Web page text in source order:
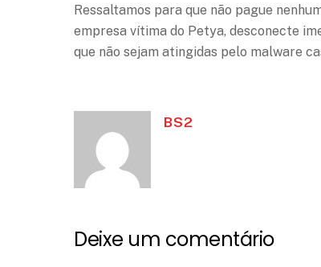
Ressaltamos para que não pague
empresa vítima do Petya, desconecte
que não sejam atingidas pelo malware
BS2
Deixe um comentário